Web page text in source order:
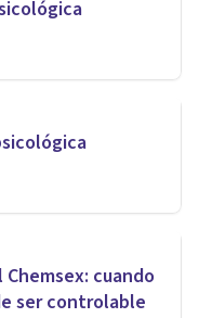
cuando
ser controlable